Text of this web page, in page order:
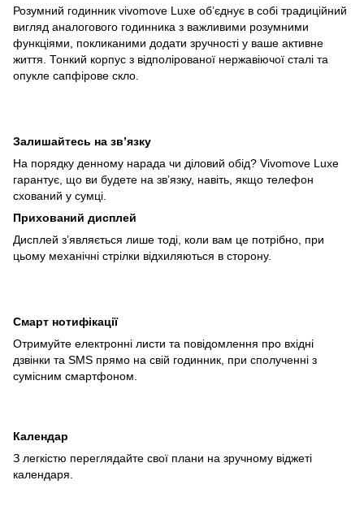
Розумний годинник vivomove Luxe об’єднує в собі традиційний
вигляд аналогового годинника з важливими розумними
функціями, покликаними додати зручності у ваше активне
життя. Тонкий корпус з відполірованої нержавіючої сталі та
опукле сапфірове скло.
Залишайтесь на зв’язку
На порядку денному нарада чи діловий обід? Vivomove Luxe
гарантує, що ви будете на зв’язку, навіть, якщо телефон
схований у сумці.
Прихований дисплей
Дисплей з’являється лише тоді, коли вам це потрібно, при
цьому механічні стрілки відхиляються в сторону.
Смарт нотифікації
Отримуйте електронні листи та повідомлення про вхідні
дзвінки та SMS прямо на свій годинник, при сполученні з
сумісним смартфоном.
Календар
З легкістю переглядайте свої плани на зручному віджеті
календаря.